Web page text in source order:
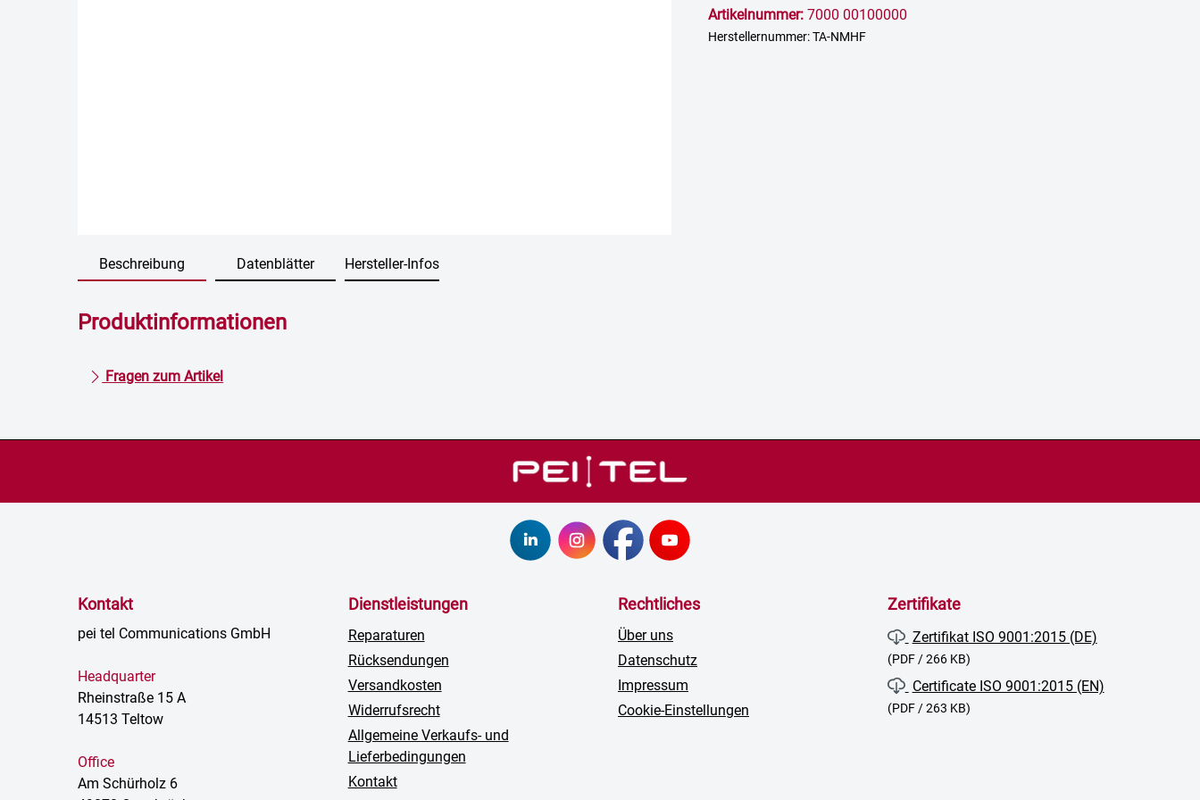
Artikelnummer: 7000 00100000
Herstellernummer: TA-NMHF
Beschreibung Datenblätter Hersteller-Infos
Produktinformationen
Fragen zum Artikel
Kontakt
pei tel Communications GmbH
Headquarter
Rheinstraße 15 A
14513 Teltow
Office
Am Schürholz 6
Dienstleistungen
Reparaturen
Rücksendungen
Versandkosten
Widerrufsrecht
Allgemeine Verkaufs- und
Lieferbedingungen
Kontakt
Rechtliches
Über uns
Datenschutz
Impressum
Cookie-Einstellungen
Zertifikate
Zertifikat ISO 9001:2015 (DE)
(PDF / 266 KB)
Certificate ISO 9001:2015 (EN)
(PDF / 263 KB)